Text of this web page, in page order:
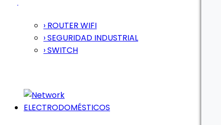
› ROUTER WIFI
› SEGURIDAD INDUSTRIAL
› SWITCH
ELECTRODOMÉSTICOS